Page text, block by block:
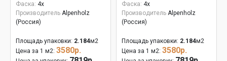
Фаска: 4x
Производитель Alpenholz
(Россия)
Площадь упаковки: 2.184м2
Цена за 1 м2: 3580р.
Фаска: 4x
Производитель Alpenholz
(Россия)
Площадь упаковки: 2.184м2
Цена за 1 м2: 3580р.